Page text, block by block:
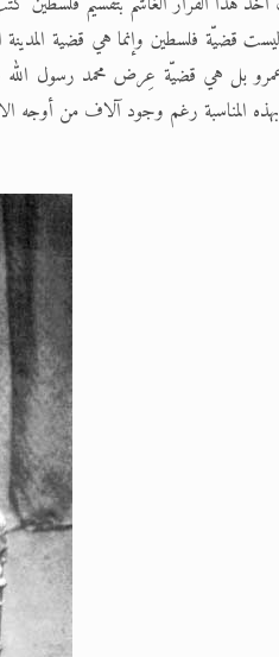
قضيّة فلسطين وإنما هي قضية
بل هي قضيّة عِرض محمد رسول الله
بهذه المناسبة رغم وجود آلاف من أوجه